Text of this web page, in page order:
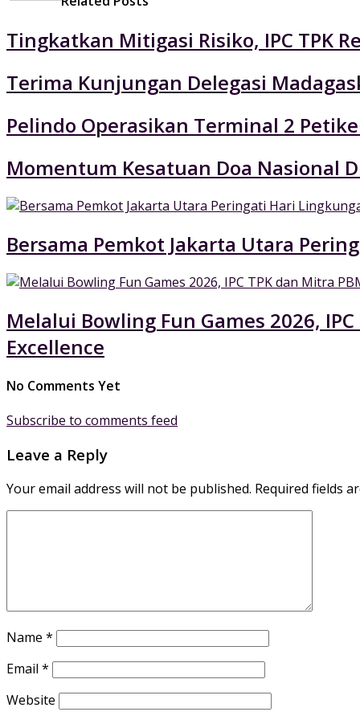
Tingkatkan Mitigasi Risiko, IPC TPK
Terima Kunjungan Delegasi
Pelindo Operasikan Terminal 2
Momentum Kesatuan Doa Nasional
Bersama Pemkot Jakarta Utara
Melalui Bowling Fun Games 2026,
Excellence
No Comments Yet
Subscribe to comments feed
Leave a Reply
Your email address will not be published. Required fields
Name *
Email *
Website